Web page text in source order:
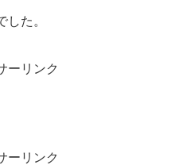
た。
ーリンク
ーリンク